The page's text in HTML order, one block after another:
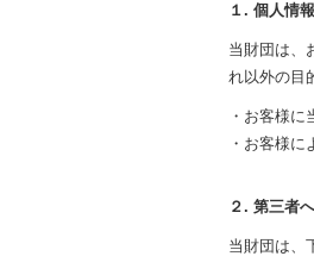
１. 個人情
当財団は、
れ以外の目
・お客様に
・お客様
２. 第三者
当財団は、